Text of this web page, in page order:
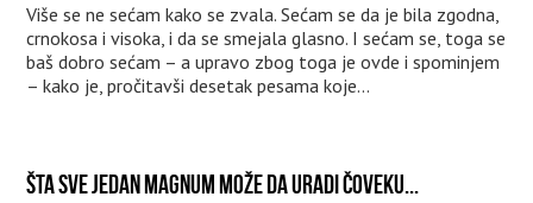
Više se ne sećam kako se zvala. Sećam se da je bila zgodna,
crnokosa i visoka, i da se smejala glasno. I sećam se, toga se
baš dobro sećam ­– a upravo zbog toga je ovde i spominjem
– kako je, pročitavši desetak pesama koje...
ŠTA SVE JEDAN MAGNUM MOŽE DA URADI ČOVEKU...